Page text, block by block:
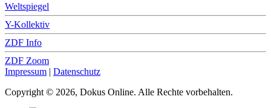
Weltspiegel
Y-Kollektiv
ZDF Info
ZDF Zoom
Impressum | Datenschutz
Copyright © 2026, Dokus Online. Alle Rechte vorbehalten.